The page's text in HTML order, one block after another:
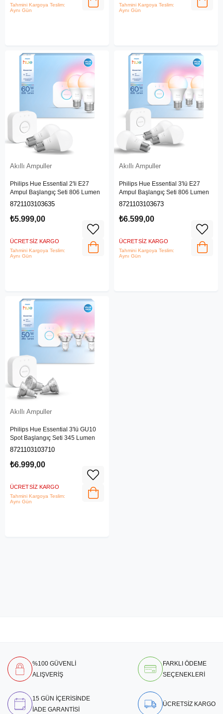
Tahmini Kargoya Teslim:
Aynı Gün
Tahmini Kargoya Teslim:
Aynı Gün
Akıllı Ampuller
Philips Hue Essential 2'li E27
Ampul Başlangıç Seti 806 Lumen
8721103103635
₺5.999,00
ÜCRETSIZ KARGO
Tahmini Kargoya Teslim:
Aynı Gün
Akıllı Ampuller
Philips Hue Essential 3'lü E27
Ampul Başlangıç Seti 806 Lumen
8721103103673
₺6.599,00
ÜCRETSIZ KARGO
Tahmini Kargoya Teslim:
Aynı Gün
Akıllı Ampuller
Philips Hue Essential 3'lü GU10
Spot Başlangıç Seti 345 Lumen
8721103103710
₺6.999,00
ÜCRETSIZ KARGO
Tahmini Kargoya Teslim:
Aynı Gün
%100 GÜVENLİ
ALIŞVERİŞ
FARKLI ÖDEME
SEÇENEKLERİ
15 GÜN İÇERİSİNDE
İADE GARANTİSİ
ÜCRETSİZ KARGO